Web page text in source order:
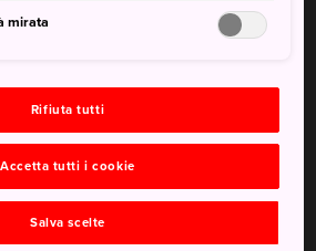
è famoso per le sue splendide
prendi il shinkansen Tokaido
fino alla stazione di Atami. Da qui
Ito fino alla stazione JR Ito. Prendi la
mirata
Rifiuta tutti
Accetta tutti i cookie
Salva scelte